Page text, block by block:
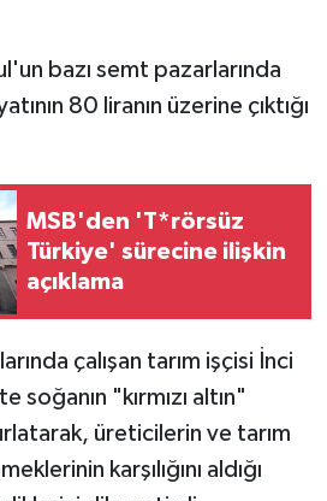
bazı semt pazarlarında
80 liranın üzerine çıktığı
MSB'den 'T*rörsüz
Türkiye' sürecine ilişkin
açıklama
çalışan tarım işçisi İnci
"kırmızı altın"
üreticilerin ve tarım
karşılığını aldığı